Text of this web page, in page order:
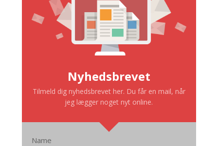
Nyhedsbrevet
Tilmeld dig nyhedsbrevet her. Du får en mail, når
jeg lægger noget nyt online.
Name